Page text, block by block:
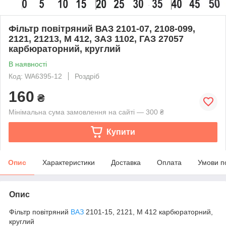
Фільтр повітряний ВАЗ 2101-07, 2108-099,
2121, 21213, М 412, ЗАЗ 1102, ГАЗ 27057
карбюраторний, круглий
В наявності
Код: WA6395-12
Роздріб
160 ₴
Мінімальна сума замовлення на сайті — 300 ₴
Купити
Опис Характеристики Доставка Оплата Умови
Опис
Фільтр повітряний ВАЗ 2101-15, 2121, М 412 карбюраторний,
круглий